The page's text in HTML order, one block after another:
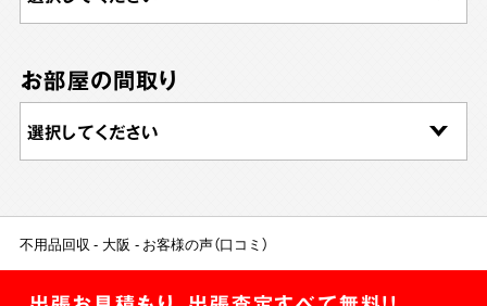
お部屋の間取り
不用品回収 大阪 お客様の声（口コミ）